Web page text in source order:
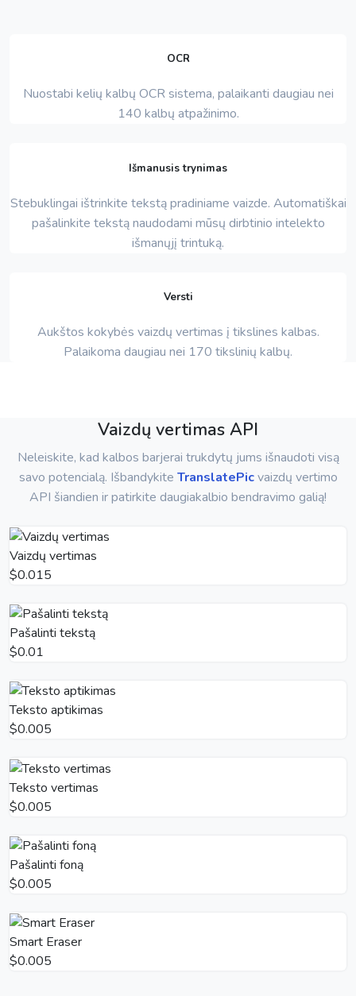
OCR
Nuostabi kelių kalbų OCR sistema, palaikanti daugiau nei
140 kalbų atpažinimo.
Išmanusis trynimas
Stebuklingai ištrinkite tekstą pradiniame vaizde. Automatiškai
pašalinkite tekstą naudodami mūsų dirbtinio intelekto
išmanųjį trintuką.
Versti
Aukštos kokybės vaizdų vertimas į tikslines kalbas.
Palaikoma daugiau nei 170 tikslinių kalbų.
Vaizdų vertimas API
Neleiskite, kad kalbos barjerai trukdytų jums išnaudoti visą
savo potencialą. Išbandykite TranslatePicvaizdų vertimo
API šiandien ir patirkite daugiakalbio bendravimo galią!
Vaizdų vertimas
$0.015
Pašalinti tekstą
$0.01
Teksto aptikimas
$0.005
Teksto vertimas
$0.005
Pašalinti foną
$0.005
Smart Eraser
$0.005